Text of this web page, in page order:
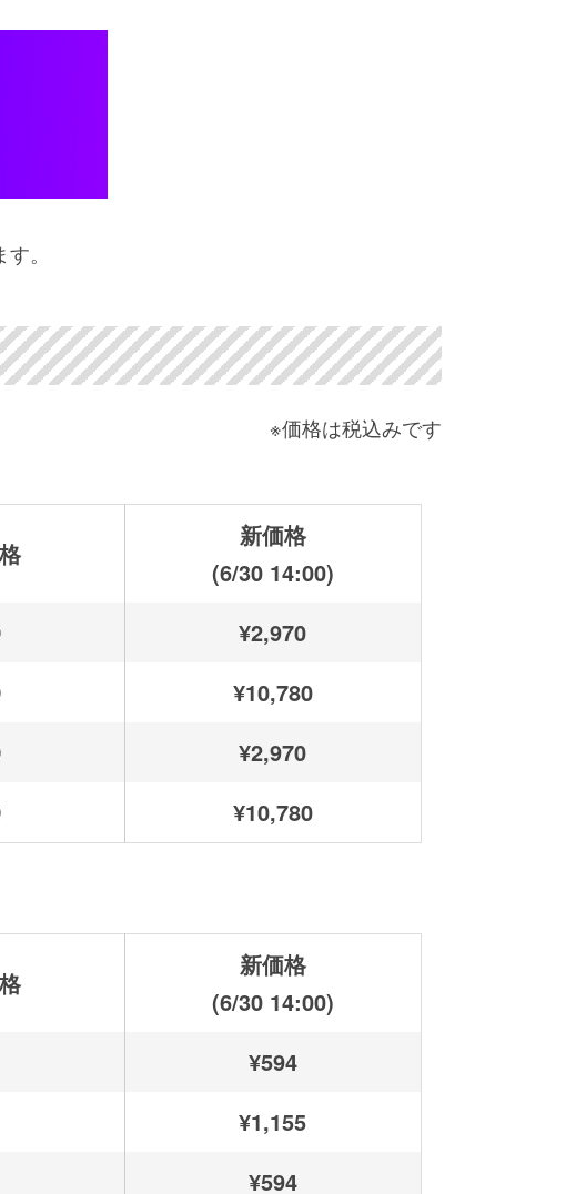
。
※価格は税込みです
新価格
(6/30 14:00)
¥2,970
¥10,780
¥2,970
¥10,780
新価格
(6/30 14:00)
¥594
¥1,155
¥594